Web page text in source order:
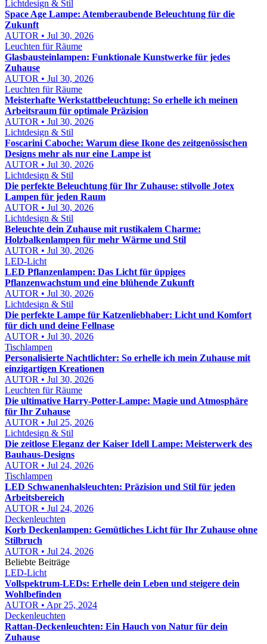
Lichtdesign & Stil
Space Age Lampe: Atemberaubende Beleuchtung für die
Zukunft
AUTOR • Jul 30, 2026
Leuchten für Räume
Glasbausteinlampen: Funktionale Kunstwerke für jedes
Zuhause
AUTOR • Jul 30, 2026
Leuchten für Räume
Meisterhafte Werkstattbeleuchtung: So erhelle ich meinen
Arbeitsraum für optimale Präzision
AUTOR • Jul 30, 2026
Lichtdesign & Stil
Foscarini Caboche: Warum diese Ikone des zeitgenössischen
Designs mehr als nur eine Lampe ist
AUTOR • Jul 30, 2026
Lichtdesign & Stil
Die perfekte Beleuchtung für Ihr Zuhause: stilvolle Jotex
Lampen für jeden Raum
AUTOR • Jul 30, 2026
Lichtdesign & Stil
Beleuchte dein Zuhause mit rustikalem Charme:
Holzbalkenlampen für mehr Wärme und Stil
AUTOR • Jul 30, 2026
LED-Licht
LED Pflanzenlampen: Das Licht für üppiges
Pflanzenwachstum und eine blühende Zukunft
AUTOR • Jul 30, 2026
Lichtdesign & Stil
Die perfekte Lampe für Katzenliebhaber: Licht und Komfort
für dich und deine Fellnase
AUTOR • Jul 30, 2026
Tischlampen
Personalisierte Nachtlichter: So erhelle ich mein Zuhause mit
einzigartigen Kreationen
AUTOR • Jul 30, 2026
Leuchten für Räume
Die ultimative Harry-Potter-Lampe: Magie und Atmosphäre
für Ihr Zuhause
AUTOR • Jul 25, 2026
Lichtdesign & Stil
Die zeitlose Eleganz der Kaiser Idell Lampe: Meisterwerk des
Bauhaus-Designs
AUTOR • Jul 24, 2026
Tischlampen
LED Schwanenhalsleuchten: Präzision und Stil für jeden
Arbeitsbereich
AUTOR • Jul 24, 2026
Deckenleuchten
Korb Deckenlampen: Gemütliches Licht für Ihr Zuhause ohne
Stilbruch
AUTOR • Jul 24, 2026
Beliebte Beiträge
LED-Licht
Vollspektrum-LEDs: Erhelle dein Leben und steigere dein
Wohlbefinden
AUTOR • Apr 25, 2024
Deckenleuchten
Rattan-Deckenleuchten: Ein Hauch von Natur für dein
Zuhause